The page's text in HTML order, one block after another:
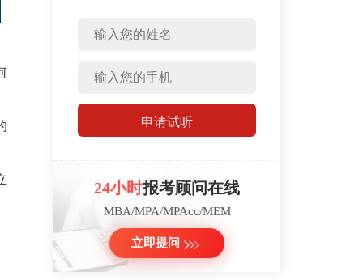
申请试听
24小时报考顾问在线
MBA/MPA/MPAcc/MEM
立即提问